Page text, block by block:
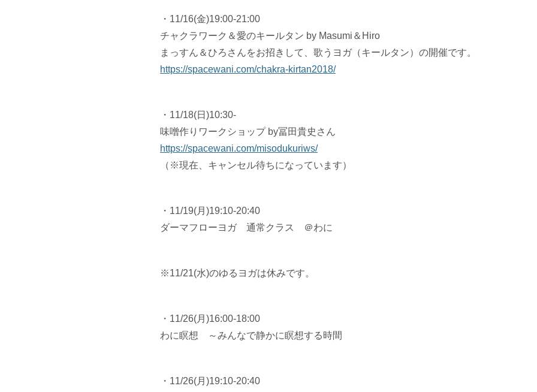
・11/16(金)19:00-21:00
チャクラワーク＆愛のキールタン by Masumi＆Hiro
まっすん＆ひろさんをお招きして、歌うヨガ（キールタン）の開催です。
https://spacewani.com/chakra-kirtan2018/
・11/18(日)10:30-
味噌作りワークショップ by冨田貴史さん
https://spacewani.com/misodukuriws/
（※現在、キャンセル待ちになっています）
・11/19(月)19:10-20:40
ダーマフローヨガ 通常クラス ＠わに
※11/21(水)のゆるヨガは休みです。
・11/26(月)16:00-18:00
わに瞑想 ～みんなで静かに瞑想する時間
・11/26(月)19:10-20:40